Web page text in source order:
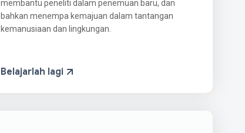
membantu peneliti dalam penemuan baru, dan
bahkan menempa kemajuan dalam tantangan
kemanusiaan dan lingkungan.
Belajarlah lagi